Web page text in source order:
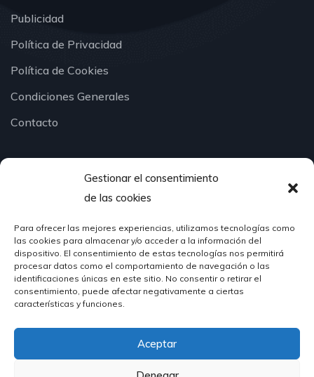
Gestionar el consentimiento
de las cookies
Para ofrecer las mejores experiencias, utilizamos tecnologías como
las cookies para almacenar y/o acceder a la información del
dispositivo. El consentimiento de estas tecnologías nos permitirá
procesar datos como el comportamiento de navegación o las
identificaciones únicas en este sitio. No consentir o retirar el
consentimiento, puede afectar negativamente a ciertas
características y funciones.
Aceptar
Publicidad
Política de Privacidad
Política de Cookies
Condiciones Generales
Contacto
¿Hablamos?
624 51 12 10
info@hosteleriasantander.com
© 2026 Hostelería Santander | Powered byDIGIDISA